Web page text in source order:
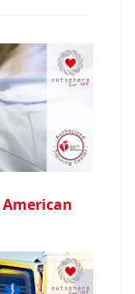
American